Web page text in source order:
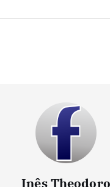
Inês Theodoro